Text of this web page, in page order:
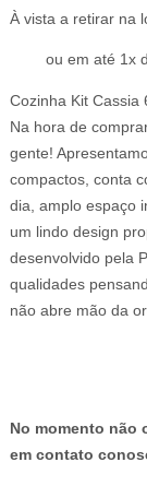
original
era:
À vista a retirar na
ou em até 1x
Cozinha Kit Cassia
Na hora de
gente!
compactos, conta
dia, amplo espaço
um lindo design
desenvolvido pela
qualidades
não abre mão da
No momento não
em contato